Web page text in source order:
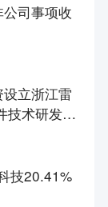
司事项收
立浙江雷
技术研发与
技20.41%